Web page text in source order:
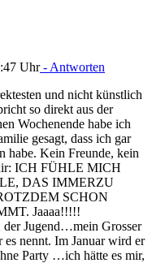
Uhr- Antworten
und nicht künstlich
so direkt aus der
Wochenende habe ich
gesagt, dass ich gar
habe. Kein Freunde, kein
ICH FÜHLE MICH
DAS IMMERZU
SCHON
Jaaaa!!!!!
der Jugend…mein Grosser
nennt. Im Januar wird er
Party …ich hätte es mir,